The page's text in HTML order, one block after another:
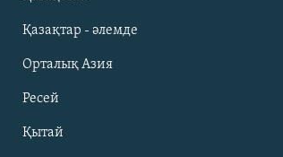
Қазақтар - әлемде
Орталық Азия
Ресей
Қытай